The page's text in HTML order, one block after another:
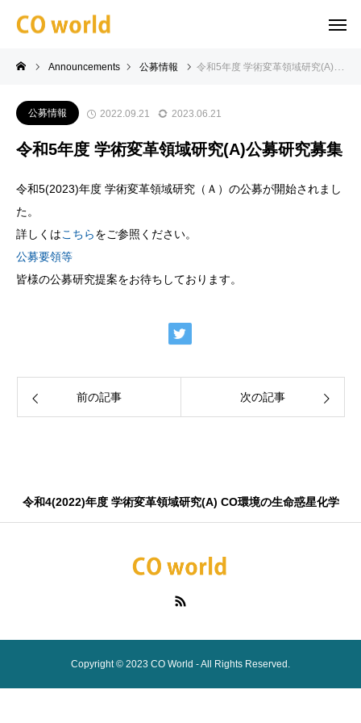
Announcements 公募情報 令和5年度 学術変革領域研究(A)公募研究募集
公募情報 2022.09.21 2023.06.21
令和5年度 学術変革領域研究(A)公募研究募集
令和5(2023)年度 学術変革領域研究（Ａ）の公募が開始されまし
た。
詳しくはこちらをご参照ください。
公募要領等
皆様の公募研究提案をお待ちしております。
前の記事 次の記事
令和4(2022)年度 学術変革領域研究(A) CO環境の生命惑星化学
Copyright © 2023 CO World - All Rights Reserved.